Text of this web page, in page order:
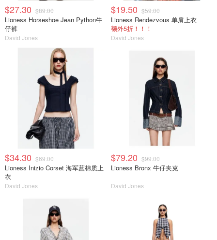
$27.30 $89.00
Lioness Horseshoe Jean Python牛
仔裤
David Jones
$19.50 $59.00
Lioness Rendezvous 单肩上衣
额外5折！！！
David Jones
$34.30 $69.00
Lioness Inizio Corset 海军蓝棉质上
衣
David Jones
$79.20 $99.00
Lioness Bronx 牛仔夹克
David Jones